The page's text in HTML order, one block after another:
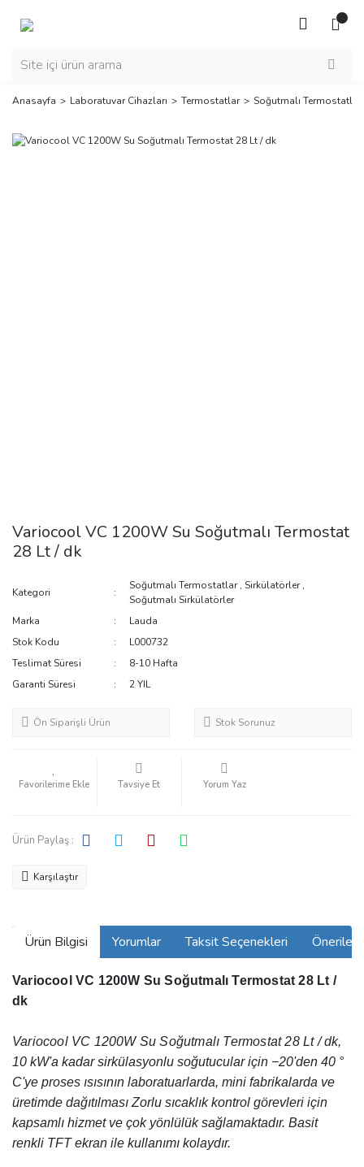
Anasayfa Laboratuvar Cihazları Termostatlar Soğutmalı Termostatlar
Variocool VC 1200W Su Soğutmalı Termostat
28 Lt / dk
Kategori
Soğutmalı Termostatlar,Sirkülatörler,
Soğutmalı Sirkülatörler
Marka
Lauda
Stok Kodu
L000732
Teslimat Süresi
8-10 Hafta
Garanti Süresi
2 YIL
Ön Siparişli Ürün Stok Sorunuz
Tavsiye Et Yorum Yaz
Ürün Paylaş :
Karşılaştır
Ürün Bilgisi Yorumlar Taksit Seçenekleri
Variocool VC 1200W Su Soğutmalı Termostat 28 Lt /
dk
Variocool VC 1200W Su Soğutmalı Termostat 28 Lt / dk,
10 kW'a kadar sirkülasyonlu soğutucular için −20'den 40 °
C'ye proses ısısının laboratuarlarda, mini fabrikalarda ve
üretimde dağıtılması Zorlu sıcaklık kontrol görevleri için
kapsamlı hizmet ve çok yönlülük sağlamaktadır. Basit
renkli TFT ekran ile kullanımı kolaydır.